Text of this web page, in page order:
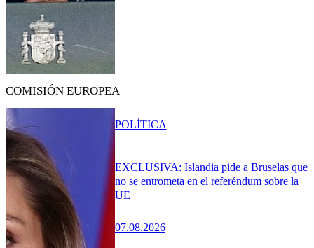
COMISIÓN EUROPEA
EXCLUSIVA: Islandia pide a Bruselas que
no se entrometa en el referéndum sobre la
UE
07.08.2026
POLÍTICA